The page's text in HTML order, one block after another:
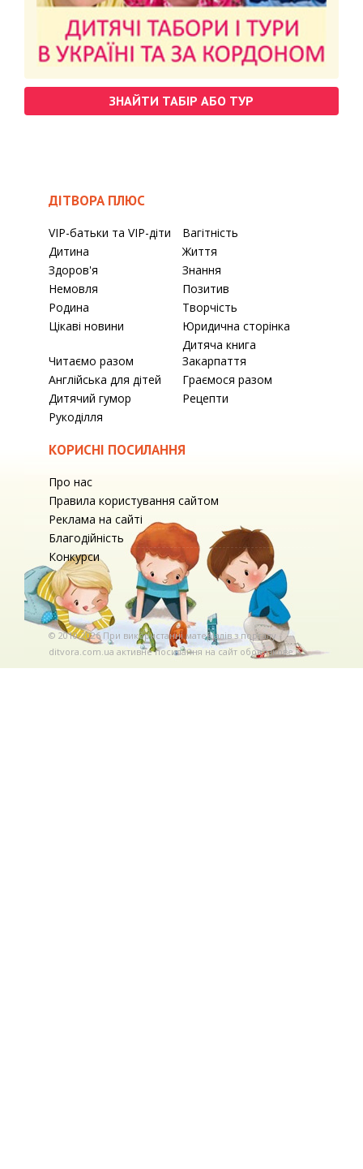
ЗНАЙТИ ТАБІР АБО ТУР
ДІТВОРА ПЛЮС
VIP-батьки та VIP-діти
Вагітність
Дитина
Життя
Здоров'я
Знання
Немовля
Позитив
Родина
Творчість
Цікаві новини
Юридична сторінка
Читаємо разом
Дитяча книга
Закарпаття
Англійська для дітей
Граємося разом
Дитячий гумор
Рецепти
Рукоділля
КОРИСНІ ПОСИЛАННЯ
Про нас
Правила користування сайтом
Реклама на сайті
Благодійність
Конкурси
© 2010-2026 При використаннi матерiалiв з порталу
ditvora.com.ua активне посилання на сайт обов'язкове. .